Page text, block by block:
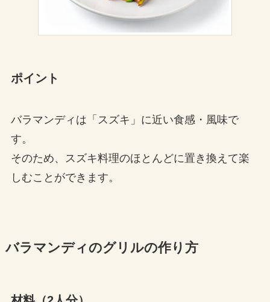
ポイント
バラマンディは「スズキ」に近い食感・風味で
す。
そのため、スズキ料理のほとんどに置き換えて楽
しむことができます。
バラマンディのグリルの作り方